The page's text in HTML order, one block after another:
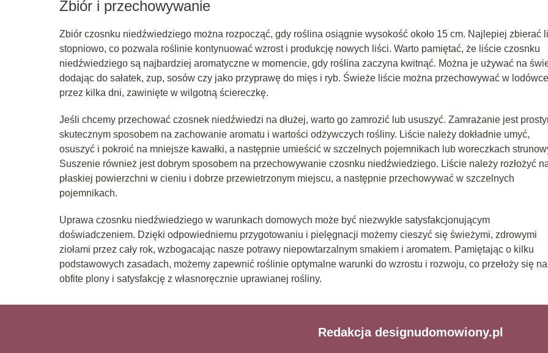
Zbiór i przechowywanie
Zbiór czosnku niedźwiedziego można rozpocząć, gdy roślina osiągnie wysokość około 15 cm. Najlepiej zbierać
stopniowo, co pozwala roślinie kontynuować wzrost i produkcję nowych liści. Warto pamiętać, że liście czosnku
niedźwiedziego są najbardziej aromatyczne w momencie, gdy roślina zaczyna kwitnąć. Można je używać na
dodając do sałatek, zup, sosów czy jako przyprawę do mięs i ryb. Świeże liście można przechowywać w lodówce
przez kilka dni, zawinięte w wilgotną ściereczkę.
Jeśli chcemy przechować czosnek niedźwiedzi na dłużej, warto go zamrozić lub ususzyć. Zamrażanie jest
skutecznym sposobem na zachowanie aromatu i wartości odżywczych rośliny. Liście należy dokładnie umyć,
osuszyć i pokroić na mniejsze kawałki, a następnie umieścić w szczelnych pojemnikach lub woreczkach
Suszenie również jest dobrym sposobem na przechowywanie czosnku niedźwiedziego. Liście należy rozłożyć
płaskiej powierzchni w cieniu i dobrze przewietrzonym miejscu, a następnie przechowywać w szczelnych
pojemnikach.
Uprawa czosnku niedźwiedziego w warunkach domowych może być niezwykle satysfakcjonującym
doświadczeniem. Dzięki odpowiedniemu przygotowaniu i pielęgnacji możemy cieszyć się świeżymi, zdrowymi
ziołami przez cały rok, wzbogacając nasze potrawy niepowtarzalnym smakiem i aromatem. Pamiętając o kilku
podstawowych zasadach, możemy zapewnić roślinie optymalne warunki do wzrostu i rozwoju, co przełoży się na
obfite plony i satysfakcję z własnoręcznie uprawianej rośliny.
Redakcja designudomowiony.pl